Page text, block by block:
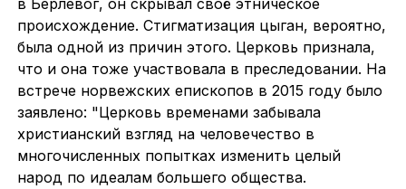
в Берлевог, он скрывал своё этническое
происхождение. Стигматизация цыган, вероятно,
была одной из причин этого. Церковь признала,
что и она тоже участвовала в преследовании. На
встрече норвежских епископов в 2015 году было
заявлено: "Церковь временами забывала
христианский взгляд на человечество в
многочисленных попытках изменить целый
народ по идеалам большего общества.